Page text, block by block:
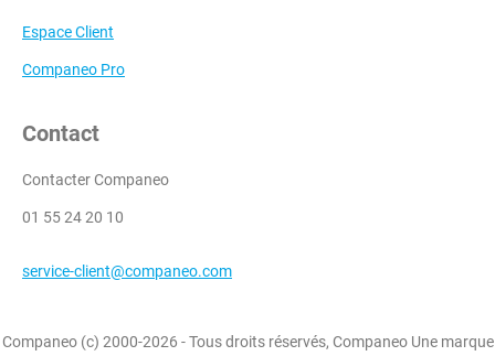
Espace Client
Companeo Pro
Contact
Contacter Companeo
01 55 24 20 10
service-client@companeo.com
Companeo (c) 2000-2026 - Tous droits réservés, Companeo Une marque